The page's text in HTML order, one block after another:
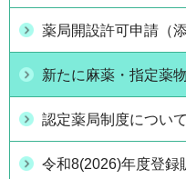
薬局開設許可申請（添
新たに麻薬・指定薬
認定薬局制度につい
令和8(2026)年度登録